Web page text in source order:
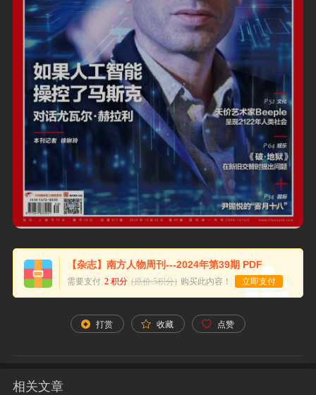
【杂志】南方人物周刊---2024年第39期 PDF
需要支付 2 积分 (原价:5积分) 购买此内容！ 立即支付
打赏 收藏 点赞
相关文章